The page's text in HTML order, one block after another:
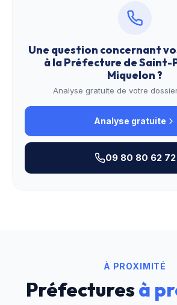
Une question concernant
à laPréfecture de
Miquelon?
Analyse gratuite de votre
Analyse gratuite
09 80 80 62 72
À PROXIMITÉ
Préfecturesà